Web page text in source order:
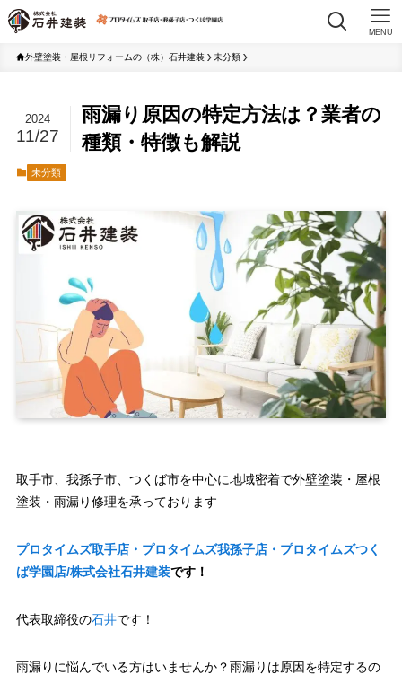
MENU
外壁塗装・屋根リフォームの（株）石井建装 未分類
雨漏り原因の特定方法は？業者の
種類・特徴も解説
2024
11/27
未分類
取手市、我孫子市、つくば市を中心に地域密着で外壁塗装・屋根
塗装・雨漏り修理を承っております
プロタイムズ取手店・プロタイムズ我孫子店・プロタイムズつく
ば学園店/株式会社石井建装です！
代表取締役の石井です！
雨漏りに悩んでいる方はいませんか？雨漏りは原因を特定するの